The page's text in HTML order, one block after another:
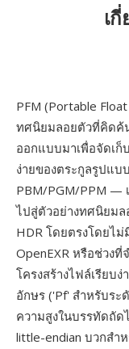
เ
PFM (Portable
ทศนิยมลอยตัวที่คิดค้
ออกแบบมาเพื่อจัดเก็
ง่ายของตระกูลรูปแ
PBM/PGM/PPM —
ไปสู่ตัวอย่างทศนิยมล
HDR โดยตรงโดยไ
OpenEXR หรือช่วงที่
โครงสร้างไฟล์เรียบ
อักษร ('Pf' สำหรับระ
ความสูงในบรรทัดถั
little-endian บวกสำ